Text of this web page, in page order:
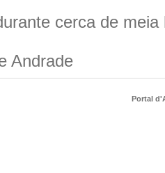
cerca de meia
Andrade
Portal